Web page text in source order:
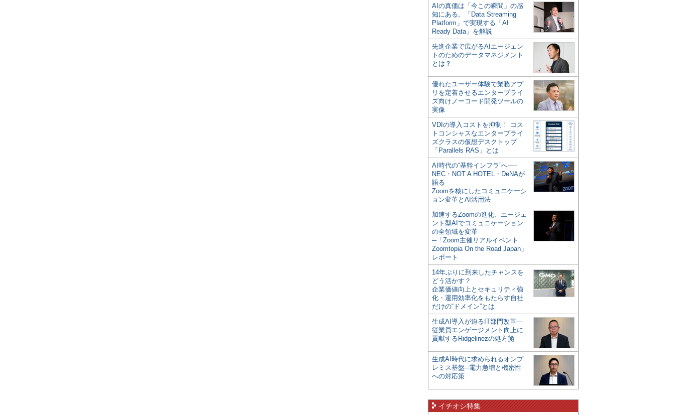
AIの真価は「今この瞬間」の感
知にある。「Data Streaming
Platform」で実現する「AI
Ready Data」を解説
先進企業で広がるAIエージェン
トのためのデータマネジメント
とは？
優れたユーザー体験で業務アプ
リを定着させるエンタープライ
ズ向けノーコード開発ツールの
実像
VDIの導入コストを抑制！ コス
トコンシャスなエンタープライ
ズクラスの仮想デスクトップ
「Parallels RAS」とは
AI時代の“基幹インフラ”へ──
NEC・NOT A HOTEL・DeNAが
語る
Zoomを核にしたコミュニケーシ
ョン変革とAI活用法
加速するZoomの進化、エージェ
ント型AIでコミュニケーション
の全領域を変革
─「Zoom主催リアルイベント
Zoomtopia On the Road Japan」
レポート
14年ぶりに到来したチャンスを
どう活かす？
企業価値向上とセキュリティ強
化・運用効率化をもたらす自社
だけの“ドメイン”とは
生成AI導入が迫るIT部門改革―
従業員エンゲージメント向上に
貢献するRidgelinezの処方箋
生成AI時代に求められるオンプ
レミス基盤─電力急増と機密性
への対応策
イチオシ特集